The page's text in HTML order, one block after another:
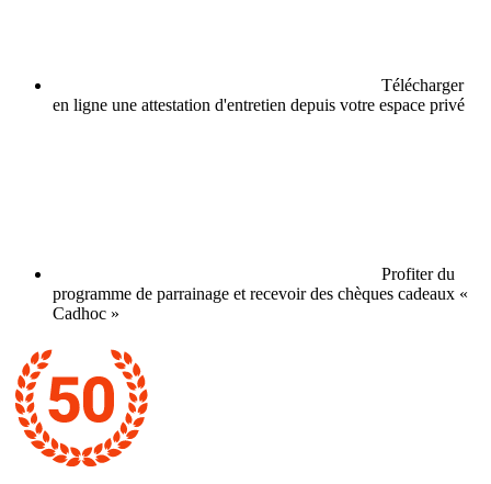
Télécharger
en ligne une attestation d'entretien depuis votre espace privé
Profiter du
programme de parrainage et recevoir des chèques cadeaux «
Cadhoc »